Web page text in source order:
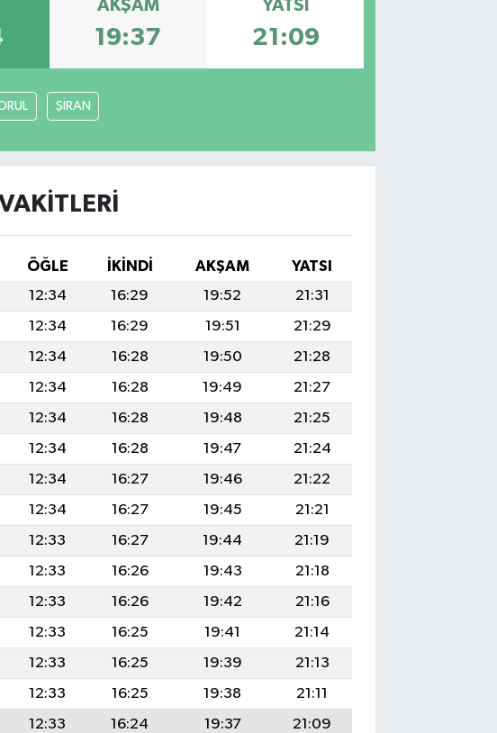
AKŞAM
19:37
YATSI
21:09
ŞİRAN
ÖĞLE İKINDI AKŞAM
YATSI
12:34 16:29 19:52
21:31
12:34 16:29 19:51
21:29
12:34 16:28 19:50
21:28
12:34 16:28 19:49
21:27
12:34 16:28 19:48
21:25
12:34 16:28 19:47
21:24
12:34 16:27 19:46
21:22
12:34 16:27 19:45
21:21
12:33 16:27 19:44
21:19
12:33 16:26 19:43
21:18
12:33 16:26 19:42
21:16
12:33 16:25 19:41
21:14
12:33 16:25 19:39
21:13
12:33 16:25 19:38
21:11
12:33 16:24 19:37
21:09